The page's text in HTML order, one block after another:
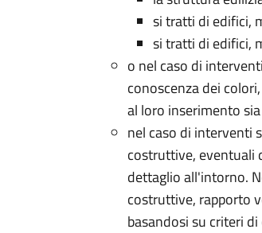
si tratti di edifici,
si tratti di edifici,
o nel caso di
conoscenza dei
al loro inserimento
nel caso di interventi
costruttive, eventuali
dettaglio all'intorno.
costruttive, rapporto
basandosi su criteri